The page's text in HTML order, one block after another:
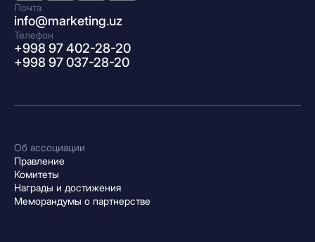
Почта
info@marketing.uz
Телефон
+998 97 402-28-20
+998 97 037-28-20
Об ассоциации
Правление
Комитеты
Награды и достижения
Меморандумы о партнерстве